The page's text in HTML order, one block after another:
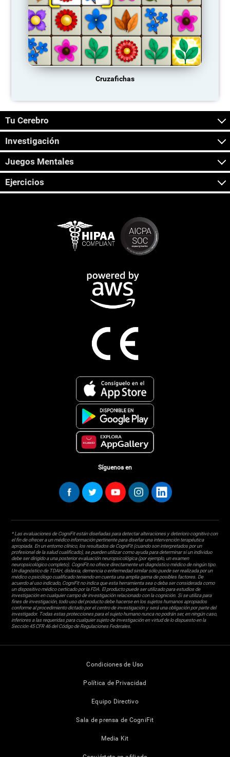
Cruzafichas
Tu Cerebro
Investigación
Juegos Mentales
Ejercicios
Síguenos en
* Las evaluaciones de CogniFit están diseñadas para detectar alteraciones y deterioro cognitivo con
el fin de ofrecer a un médico información pertinente para diseñar una intervención terapéutica
apropiada. En un entorno clínico, los resultados de CogniFit (cuando son interpretados por un
profesional de la salud cualificado), se pueden utilizar como ayuda para determinar si un individuo
debe ser dirigido a una posterior evaluación neuropsicológica (por ejemplo, un examen
neuropsicológico completo). CogniFit no ofrece directamente un diagnóstico médico de ningún tipo.
Un diagnóstico de TDAH, dislexia, demencia o enfermedad similar sólo puede ser realizada por un
médico o psicólogo cualificado teniendo en cuenta una amplia gama de posibles factores. De
acuerdo al uso indicado, CogniFit no indica que esta herramienta sea o deba ser considerada como
un dispositivo médico certicado por la FDA. El producto puede ser utilizado para estudios de
investigación en cualquier campo de investigación relacionado con la cognición. Si se utiliza para
fines de investigación, todo uso del producto debe hacerse en los sujetos humanos apropiados
conforme al procedimiento dictado por el centro de investigación y será una obligación por parte del
investigador. Todas estas protecciones para el sujeto humano nunca no podrán ser, en ningún caso,
inferiores a las requeridas para cualquier sujeto de investigación en virtud de lo dispuesto en la
Sección 45 CFR 46 del Código de Regulaciones Federales.
Condiciones de Uso
Política de Privacidad
Equipo Directivo
Sala de prensa de CogniFit
Media Kit